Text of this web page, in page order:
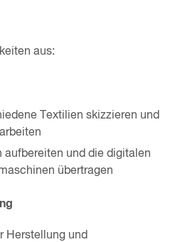
aus:
Textilien skizzieren und
aufbereiten und die digitalen
übertragen
Herstellung und